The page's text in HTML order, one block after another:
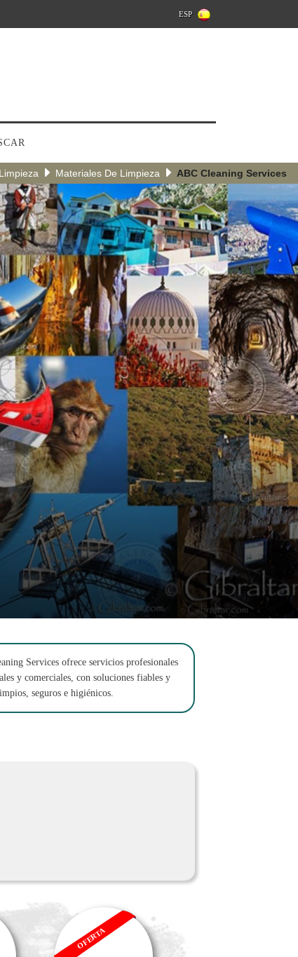
ESP
Materiales De Limpieza ABC Cleaning Services
Services ofrece servicios profesionales
y comerciales, con soluciones fiables y
seguros e higiénicos.
OFERTA